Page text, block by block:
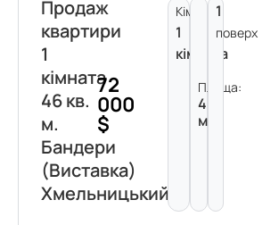
Продаж
квартири
1
кімната
46 кв.
м.
Бандери
(Виставка)
Хмельницький
72
000
$
Кімнат:
1
кімната
Площа:
46
м²
1
поверх